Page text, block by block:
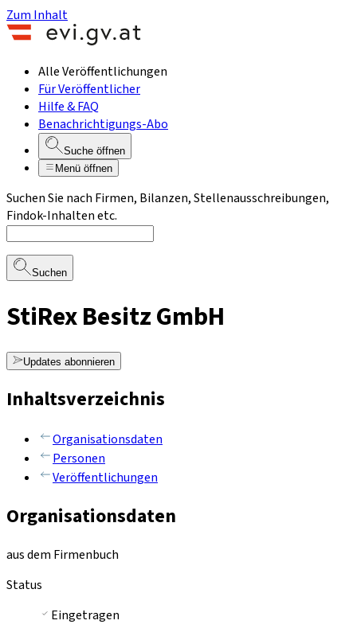
Zum Inhalt
Alle Veröffentlichungen
Für Veröffentlicher
Hilfe & FAQ
Benachrichtigungs-Abo
Suche öffnen
Menü öffnen
Suchen Sie nach Firmen, Bilanzen, Stellenausschreibungen,
Findok-Inhalten etc.
Suchen
StiRex Besitz GmbH
Updates abonnieren
Inhaltsverzeichnis
Organisationsdaten
Personen
Veröffentlichungen
Organisationsdaten
aus dem Firmenbuch
Status
Eingetragen